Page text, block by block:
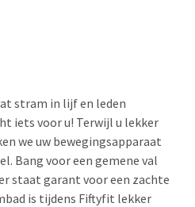
stram in lijf en leden
iets voor u! Terwijl u lekker
we uw bewegingsapparaat
Bang voor een gemene val
staat garant voor een zachte
is tijdens Fiftyfit lekker